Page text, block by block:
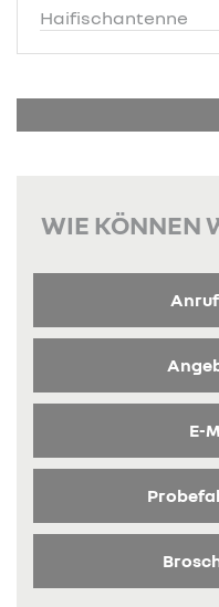
Haifischantenne
WIE KÖNNEN
E-